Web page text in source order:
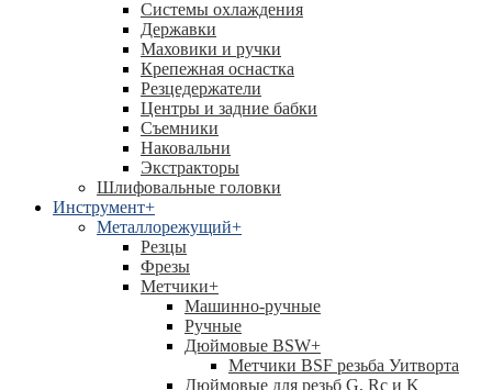
Системы охлаждения
Державки
Маховики и ручки
Крепежная оснастка
Резцедержатели
Центры и задние бабки
Съемники
Наковальни
Экстракторы
Шлифовальные головки
Инструмент+
Металлорежущий+
Резцы
Фрезы
Метчики+
Машинно-ручные
Ручные
Дюймовые BSW+
Метчики BSF резьба Уитворта
Дюймовые для резьб G, Rc и K